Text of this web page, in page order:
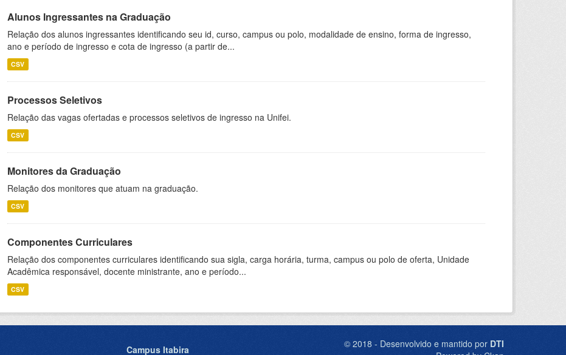
Alunos Ingressantes na Graduação
Relação dos alunos ingressantes identificando seu id, curso, campus ou polo, modalidade de ensino, forma de ingresso,
ano e período de ingresso e cota de ingresso (a partir de...
CSV
Processos Seletivos
Relação das vagas ofertadas e processos seletivos de ingresso na Unifei.
CSV
Monitores da Graduação
Relação dos monitores que atuam na graduação.
CSV
Componentes Curriculares
Relação dos componentes curriculares identificando sua sigla, carga horária, turma, campus ou polo de oferta, Unidade
Acadêmica responsável, docente ministrante, ano e período...
CSV
Campus Itabira © 2018 - Desenvolvido e mantido por DTI